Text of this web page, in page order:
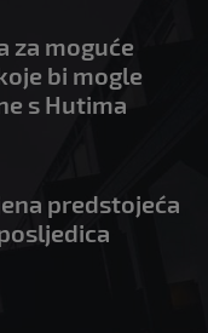
za moguće
bi mogle
s Hutima
predstojeća